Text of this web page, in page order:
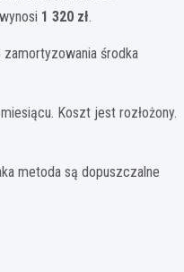
1 320 zł.
środka
Koszt jest rozłożony.
metoda są dopuszczalne